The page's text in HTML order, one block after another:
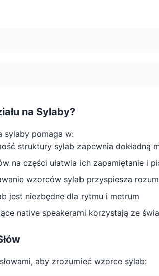
na Sylaby?
sylaby pomaga w:
struktury sylab zapewnia dokładną
na części ułatwia ich zapamiętanie i
wzorców sylab przyspiesza
jest niezbędne dla rytmu i metrum
native speakerami korzystają ze
aby zrozumieć wzorce sylab: